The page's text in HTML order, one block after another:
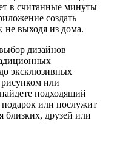
в считанные минуты
создать
не выходя из дома.
дизайнов
эксклюзивных
или
подходящий
или послужит
близких, друзей или